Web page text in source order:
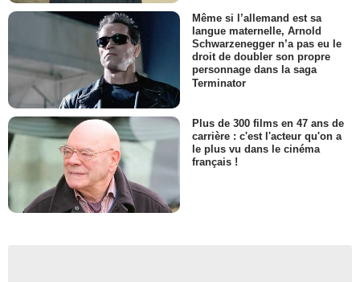
Même si l’allemand est sa
langue maternelle, Arnold
Schwarzenegger n’a pas eu le
droit de doubler son propre
personnage dans la saga
Terminator
Plus de 300 films en 47 ans de
carrière : c'est l'acteur qu'on a
le plus vu dans le cinéma
français !